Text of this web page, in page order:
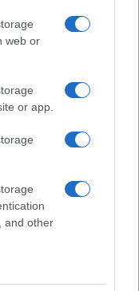
web or
or app.
and other
scegliere la
la Gallura
rischio per